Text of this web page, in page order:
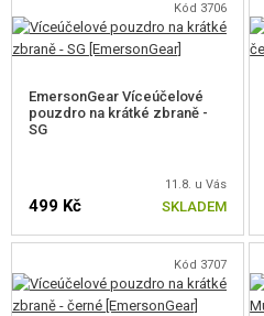
AKUMULÁTORY, NABÍJEČKY
BRÝLE, MASKY
POUZDRA NA ZBRANĚ
OPASKOVÁ POUZDRA
Kód 3706
EmersonGear Víceúčelové
pouzdro na krátké zbraně -
SG
11.8. u Vás
499 Kč SKLADEM
Kód 3707